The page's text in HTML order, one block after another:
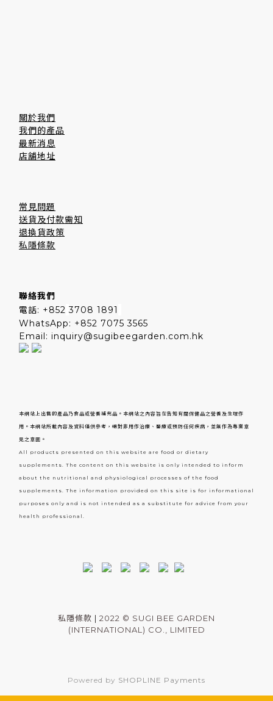
關於我們
我們的產品
最新消息
店舖地址
常見問題
送貨及付款需知
退換貨政策
私隱條款
聯絡我們
電話: +852 3708 1891
WhatsApp: +852 7075 3565
Email: inquiry@sugibeegarden.com.hk
本網站上出售的產品乃食品或營養補充品。本網站之內容旨在告知有關保健品之營養及生理作
用。本網站所載內容及資料僅供參考，絕對非用作治療、醫療或預防任何疾病，並無作為專業意
見之意圖。
All products presented on this website are food or dietary
supplements. The content on this website is only intended to inform
about the nutritional and physiological processes of the food
supplements. The information provided on this site is for informational
purposes only and is not intended as a substitute for advice from your
health professional.
私隱條款 | 2022 © SUGI BEE GARDEN
(INTERNATIONAL) CO., LIMITED
Powered by SHOPLINE Payments